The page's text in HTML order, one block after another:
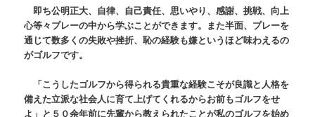
即ち公明正大、自律、自己責任、思いやり、感謝、挑戦、向上
心等々プレーの中から学ぶことができます。また半面、プレーを
通じて数多くの失敗や挫折、恥の経験も嫌というほど味わえるの
がゴルフです。
「こうしたゴルフから得られる貴重な経験こそが良識と人格を
備えた立派な社会人に育て上げてくれるからお前もゴルフをせ
よ」と５０余年前に先輩から教えられたことが私のゴルフを始め